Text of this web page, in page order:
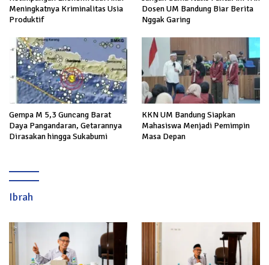
Meningkatnya Kriminalitas Usia
Produktif
Dosen UM Bandung Biar Berita
Nggak Garing
Gempa M 5,3 Guncang Barat
Daya Pangandaran, Getarannya
Dirasakan hingga Sukabumi
KKN UM Bandung Siapkan
Mahasiswa Menjadi Pemimpin
Masa Depan
Ibrah